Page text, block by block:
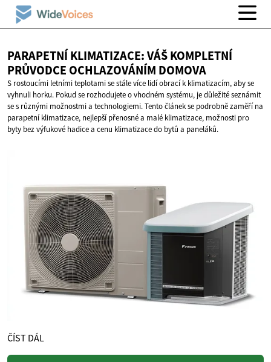
PARAPETNÍ KLIMATIZACE: VÁŠ KOMPLETNÍ
PRŮVODCE OCHLAZOVÁNÍM DOMOVA
S rostoucími letními teplotami se stále více lidí obrací k klimatizacím, aby se
vyhnuli horku. Pokud se rozhodujete o vhodném systému, je důležité seznámit
se s různými možnostmi a technologiemi. Tento článek se podrobně zaměří na
parapetní klimatizace, nejlepší přenosné a malé klimatizace, možnosti pro
byty bez výfukové hadice a cenu klimatizace do bytů a paneláků.
ČÍST DÁL